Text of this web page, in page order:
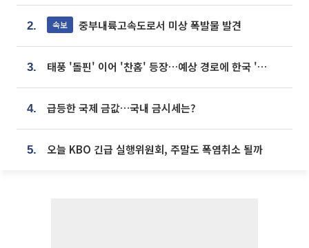
2. 속보 중부내륙고속도로서 미상 폭발물 발견
3. 태풍 '돌핀' 이어 '찬홈' 등장…예상 경로에 한국 '한숨'
4. 급등한 국제 금값…국내 금시세는?
5. 오늘 KBO 긴급 실행위원회, 주말도 폭염취소 될까